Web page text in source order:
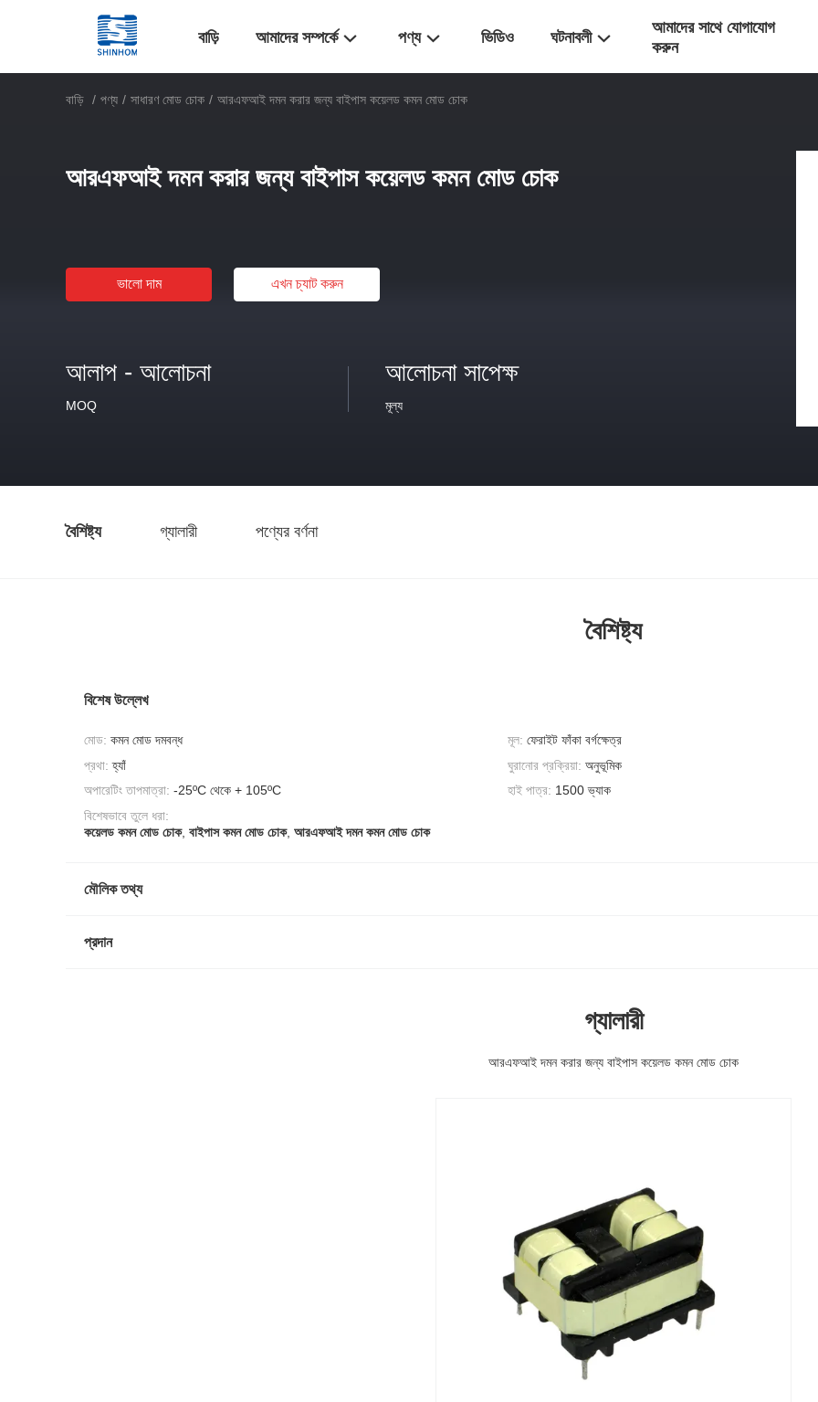
বাড়ি আমাদের সম্পর্কে পণ্য ভিডিও ঘটনাবলী
আমাদের সাথে যোগাযোগ
করুন
বাড়ি / পণ্য / সাধারণ মোড চোক / আরএফআই দমন করার জন্য বাইপাস কয়েলড কমন মোড চোক
আরএফআই দমন করার জন্য বাইপাস কয়েলড কমন মোড চোক
ভালো দাম এখন চ্যাট করুন
আলাপ - আলোচনা
MOQ
আলোচনা সাপেক্ষ
মূল্য
বৈশিষ্ট্য গ্যালারী পণ্যের বর্ণনা
বৈশিষ্ট্য
বিশেষ উল্লেখ
মোড: কমন মোড দমবন্ধ মূল: ফেরাইট ফাঁকা বর্গক্ষেত্র
প্রথা: হ্যাঁ ঘুরানোর প্রক্রিয়া: অনুভূমিক
অপারেটিং তাপমাত্রা: -25ºC থেকে + 105ºC হাই পাত্র: 1500 ভ্যাক
বিশেষভাবে তুলে ধরা:
কয়েলড কমন মোড চোক, বাইপাস কমন মোড চোক, আরএফআই দমন কমন মোড চোক
মৌলিক তথ্য
প্রদান
গ্যালারী
আরএফআই দমন করার জন্য বাইপাস কয়েলড কমন মোড চোক